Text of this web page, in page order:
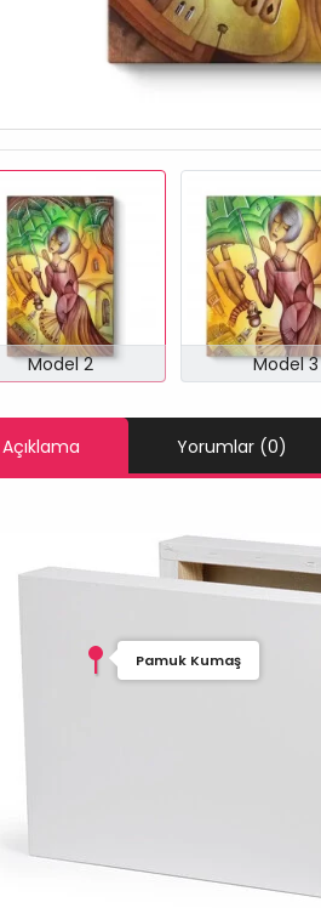
Model 2 Model 3
Açıklama Yorumlar (0)
Pamuk Kumaş